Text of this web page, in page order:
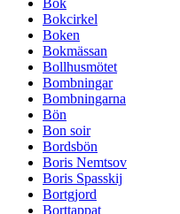
Bokcirkel
Boken
Bokmässan
Bollhusmötet
Bombningar
Bombningarna
Bön
Bon soir
Bordsbön
Boris Nemtsov
Boris Spasskij
Bortgjord
Borttappat